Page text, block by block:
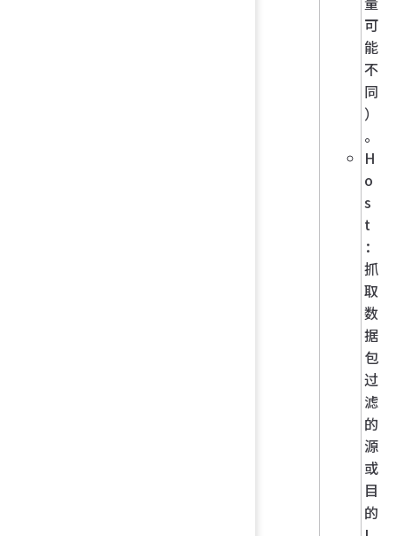
可
能
不
同
）
。
H
o
s
t
：
抓
取
数
据
包
过
滤
的
源
或
目
的